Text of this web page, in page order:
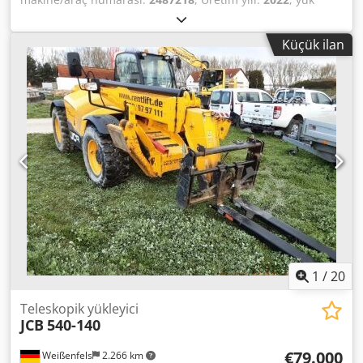
, kaldırma yüksekliği:
türü:dizel, inşaat yüksekliği:2.590 mm, güç:55 kW (74,78
bg) , renk:sarı, yakıt:dizel, Donanım:
UVV güvenlik
kontrolü, her tahrikli, kabin, palet çatalları, Teknik
Özellikler Model yılı: 2022 Maksimum kaldırma yüksekliği:
17,51 m Cedpfx Aszrd Dbofweha Maksimum nominal
taşıma kapasitesi: 4.000 kg Maksimum erişimde taşıma
kapasitesi: 0,1 t Maksimum kaldırma yüksekliğinde taşıma
kapasitesi: 0,5 t Maksimum motor gücü: 55 kW Maksimum
erişim mesafesi: 10,47 m Boyutlar (U x G x Y): 6,27 m x 2,35
m x 2,59 m Sürüş hızı: 40 km/s Çalışma ağırlığı: 11.380 kg
Motor hacmi: 4,8 l Şanzıman tipi: W Tam işlevsel, genel
kullanım izleri, dört tekerlekten çekişli
Küçük ilan
1 /20
Weißenfels 2.266 km
Teleskopik yükleyici
JCB 540-140
€79.000